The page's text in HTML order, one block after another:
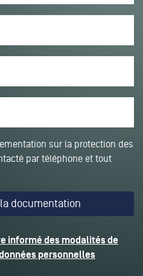
sur la protection des
par téléphone et tout
informé des modalités de
personnelles